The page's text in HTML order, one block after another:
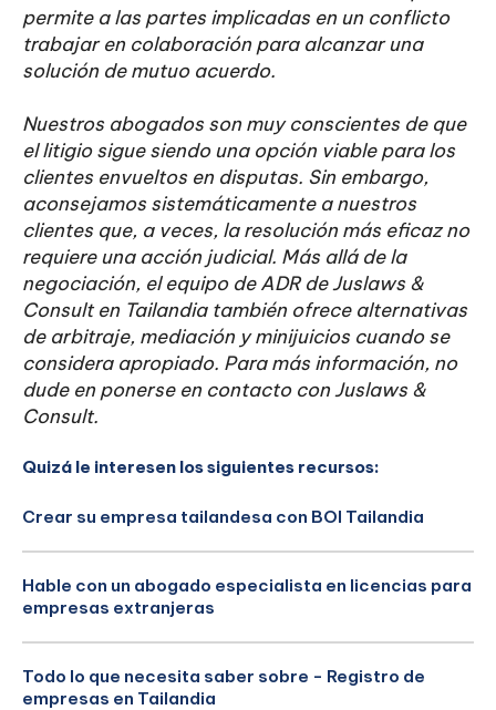
permite a las partes implicadas en un conflicto
trabajar en colaboración para alcanzar una
solución de mutuo acuerdo.
Nuestros abogados son muy conscientes de que
el litigio sigue siendo una opción viable para los
clientes envueltos en disputas. Sin embargo,
aconsejamos sistemáticamente a nuestros
clientes que, a veces, la resolución más eficaz no
requiere una acción judicial. Más allá de la
negociación, el equipo de ADR de Juslaws &
Consult en Tailandia también ofrece alternativas
de arbitraje, mediación y minijuicios cuando se
considera apropiado. Para más información, no
dude en ponerse en contacto con Juslaws &
Consult.‍
Quizá le interesen los siguientes recursos:
Crear su empresa tailandesa con BOI Tailandia
Hable con un abogado especialista en licencias para
empresas extranjeras
Todo lo que necesita saber sobre - Registro de
empresas en Tailandia